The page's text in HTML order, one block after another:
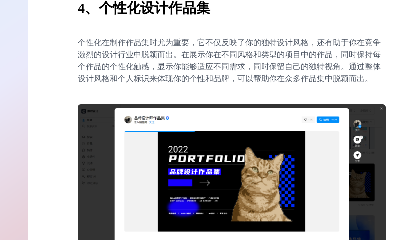
4、个性化设计作品集
个性化在制作作品集时尤为重要，它不仅反映了你的独特设计风格，还有助于你在竞争
激烈的设计行业中脱颖而出。在展示你在不同风格和类型的项目中的作品，同时保持每
个作品的个性化触感，显示你能够适应不同需求，同时保留自己的独特视角。通过整体
设计风格和个人标识来体现你的个性和品牌，可以帮助你在众多作品集中脱颖而出。